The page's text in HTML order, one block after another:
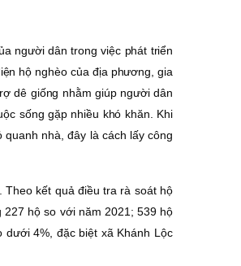
người dân trong việc phát triển
hộ nghèo của địa phương, gia
dê giống nhằm giúp người dân
sống gặp nhiều khó khăn. Khi
nhà, đây là cách lấy công
kết quả điều tra rà soát hộ
hộ so với năm 2021; 539 hộ
dưới 4%, đặc biệt xã Khánh Lộc